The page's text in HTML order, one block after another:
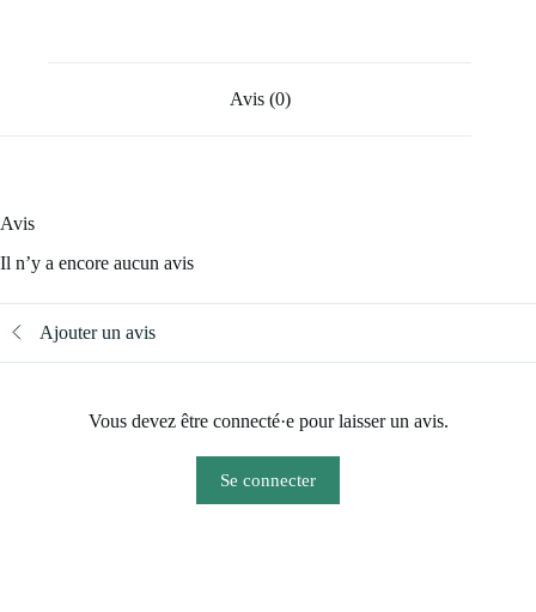
Avis (0)
Avis
Il n’y a encore aucun avis
Ajouter un avis
Vous devez être connecté·e pour laisser un avis.
Se connecter